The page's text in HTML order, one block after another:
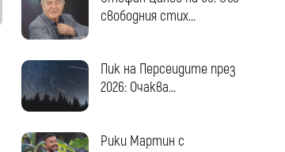
свободния стих...
Пик на Персеидите през
2026: Очаква...
Рики Мартин с